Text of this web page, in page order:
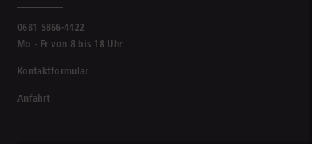
0681 5866-4422
Mo - Fr von 8 bis 18 Uhr
Kontaktformular
Anfahrt